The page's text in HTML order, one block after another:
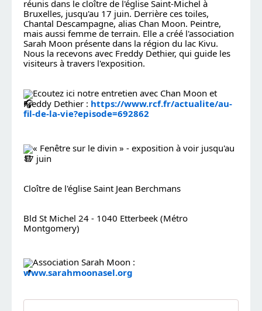
réunis dans le cloître de l'église Saint-Michel à
Bruxelles, jusqu'au 17 juin. Derrière ces toiles,
Chantal Descampagne, alias Chan Moon. Peintre,
mais aussi femme de terrain. Elle a créé l'association
Sarah Moon présente dans la région du lac Kivu.
Nous la recevons avec Freddy Dethier, qui guide les
visiteurs à travers l'exposition.
Ecoutez ici notre entretien avec Chan Moon et
Freddy Dethier : https://www.rcf.fr/actualite/au-
fil-de-la-vie?episode=692862
« Fenêtre sur le divin » - exposition à voir jusqu'au
17 juin
Cloître de l'église Saint Jean Berchmans
Bld St Michel 24 - 1040 Etterbeek (Métro
Montgomery)
www.sarahmoonasel.org